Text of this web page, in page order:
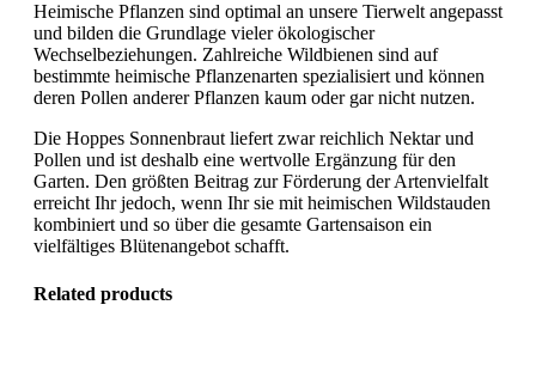
Heimische Pflanzen sind optimal an unsere Tierwelt angepasst
und bilden die Grundlage vieler ökologischer
Wechselbeziehungen. Zahlreiche Wildbienen sind auf
bestimmte heimische Pflanzenarten spezialisiert und können
deren Pollen anderer Pflanzen kaum oder gar nicht nutzen.
Die Hoppes Sonnenbraut liefert zwar reichlich Nektar und
Pollen und ist deshalb eine wertvolle Ergänzung für den
Garten. Den größten Beitrag zur Förderung der Artenvielfalt
erreicht Ihr jedoch, wenn Ihr sie mit heimischen Wildstauden
kombiniert und so über die gesamte Gartensaison ein
vielfältiges Blütenangebot schafft.
Related products